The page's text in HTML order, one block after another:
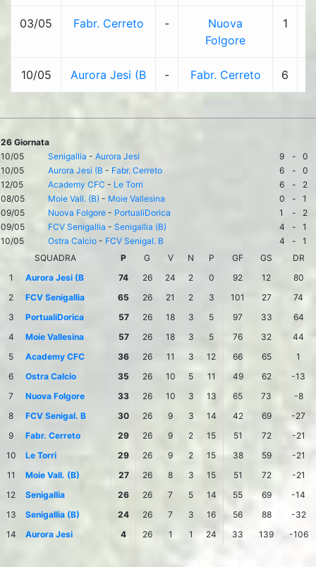
03/05 Fabr. Cerreto -
Nuova
Folgore
1
10/05 Aurora Jesi (B - Fabr. Cerreto 6
26 Giornata
10/05
Senigallia - Aurora Jesi 9 -
0
10/05
Aurora Jesi (B - Fabr. Cerreto 6 -
0
12/05
Academy CFC - Le Torri 6 -
2
08/05
Moie Vall. (B) - Moie Vallesina 0 -
1
09/05
Nuova Folgore - PortualiDorica 1 -
2
09/05
FCV Senigallia - Senigallia (B) 4 -
1
10/05
Ostra Calcio - FCV Senigal. B 4 -
1
SQUADRA
P G V N P GF GS
DR
1
Aurora Jesi (B 74 26 24 2 0 92 12
80
2
FCV Senigallia 65 26 21 2 3 101 27
74
3
PortualiDorica 57 26 18 3 5 97 33
64
4
Moie Vallesina 57 26 18 3 5 76 32
44
5
Academy CFC 36 26 11 3 12 66 65
1
6
Ostra Calcio 35 26 10 5 11 49 62
-13
7
Nuova Folgore 33 26 10 3 13 65 73
-8
8
FCV Senigal. B 30 26 9 3 14 42 69
-27
9
Fabr. Cerreto 29 26 9 2 15 51 72
-21
10
Le Torri 29 26 9 2 15 38 59
-21
11
Moie Vall. (B) 27 26 8 3 15 51 72
-21
12
Senigallia 26 26 7 5 14 55 69
-14
13
Senigallia (B) 24 26 7 3 16 56 88
-32
14
Aurora Jesi 4 26 1 1 24 33 139 -106